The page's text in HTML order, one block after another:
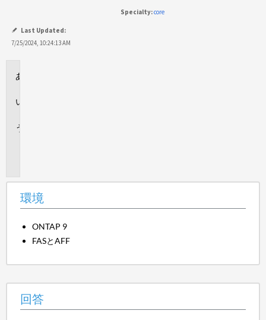
Specialty:core
Last Updated:
7/25/2024, 10:24:13 AM
環境
ONTAP 9
FASとAFF
回答